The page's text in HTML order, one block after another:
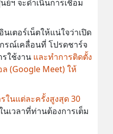
ฯ จะดำเนินการเชื่อม
เตอร์เน็ตให้แน่ใจว่าเปิด
รณ์เคลื่อนที่ โปรดชาร์จ
รใช้งาน และทำการติดตั้ง
(Google Meet) ให้
ในแต่ละครั้งสูงสุด 30
เวลาที่ท่านต้องการเต็ม